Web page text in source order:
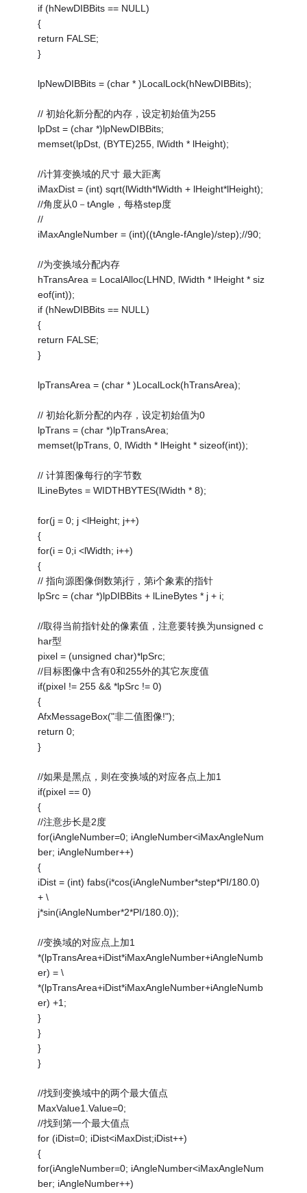
if (hNewDIBBits == NULL)
{
return FALSE;
}
lpNewDIBBits = (char * )LocalLock(hNewDIBBits);
// 初始化新分配的内存，设定初始值为255
lpDst = (char *)lpNewDIBBits;
memset(lpDst, (BYTE)255, lWidth * lHeight);
//计算变换域的尺寸 最大距离
iMaxDist = (int) sqrt(lWidth*lWidth + lHeight*lHeight);
//角度从0－tAngle，每格step度
//
iMaxAngleNumber = (int)((tAngle-fAngle)/step);//90;
//为变换域分配内存
hTransArea = LocalAlloc(LHND, lWidth * lHeight * siz
eof(int));
if (hNewDIBBits == NULL)
{
return FALSE;
}
lpTransArea = (char * )LocalLock(hTransArea);
// 初始化新分配的内存，设定初始值为0
lpTrans = (char *)lpTransArea;
memset(lpTrans, 0, lWidth * lHeight * sizeof(int));
// 计算图像每行的字节数
lLineBytes = WIDTHBYTES(lWidth * 8);
for(j = 0; j <lHeight; j++)
{
for(i = 0;i <lWidth; i++)
{
// 指向源图像倒数第j行，第i个象素的指针
lpSrc = (char *)lpDIBBits + lLineBytes * j + i;
//取得当前指针处的像素值，注意要转换为unsigned c
har型
pixel = (unsigned char)*lpSrc;
//目标图像中含有0和255外的其它灰度值
if(pixel != 255 && *lpSrc != 0)
{
AfxMessageBox("非二值图像!");
return 0;
}
//如果是黑点，则在变换域的对应各点上加1
if(pixel == 0)
{
//注意步长是2度
for(iAngleNumber=0; iAngleNumber<iMaxAngleNum
ber; iAngleNumber++)
{
iDist = (int) fabs(i*cos(iAngleNumber*step*PI/180.0)
+ \
j*sin(iAngleNumber*2*PI/180.0));
//变换域的对应点上加1
*(lpTransArea+iDist*iMaxAngleNumber+iAngleNumb
er) = \
*(lpTransArea+iDist*iMaxAngleNumber+iAngleNumb
er) +1;
}
}
}
}
//找到变换域中的两个最大值点
MaxValue1.Value=0;
//找到第一个最大值点
for (iDist=0; iDist<iMaxDist;iDist++)
{
for(iAngleNumber=0; iAngleNumber<iMaxAngleNum
ber; iAngleNumber++)